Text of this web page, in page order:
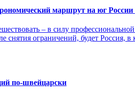
маршрут на юг России
– в силу
снятия ограничений, будет
по-швейцарски